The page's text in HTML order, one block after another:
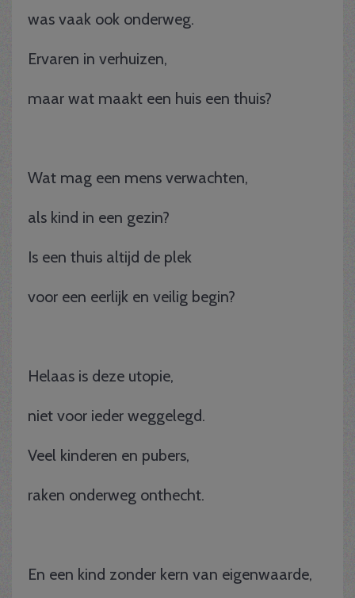
was vaak ook onderweg.
Ervaren in verhuizen,
maar wat maakt een huis een thuis?
Wat mag een mens verwachten,
als kind in een gezin?
Is een thuis altijd de plek
voor een eerlijk en veilig begin?
Helaas is deze utopie,
niet voor ieder weggelegd.
Veel kinderen en pubers,
raken onderweg onthecht.
En een kind zonder kern van eigenwaarde,